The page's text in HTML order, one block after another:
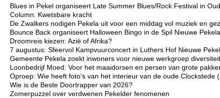
Blues in Pekel organiseert Late Summer Blues/Rock Festival in
Column: Kwetsbare kracht
De Zwalkers nodigen Pekela uit voor een middag vol muziek en
Bounce Back organiseert Halloween Bingo in de Spil Nieuwe Pekela
Droomreis kiezen: Azië of Afrika?
7 augustus: Sfeervol Kampvuurconcert in Luthers Hof Nieuwe
Gemeente Pekela zoekt inwoners voor nieuwe werkgroep
Loonbedrijf Moed: Voor het maaidorsen en persen van grote
Oproep: Wie heeft foto's van het interieur van de oude Clockstede
Wie is de Beste Doortrapper van 2026?
Zomerpuzzel over verdwenen Pekelder fenomenen